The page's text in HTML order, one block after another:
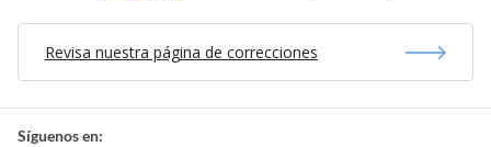
Revisa nuestra página de correcciones
Síguenos en: